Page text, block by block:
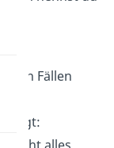
Fällen